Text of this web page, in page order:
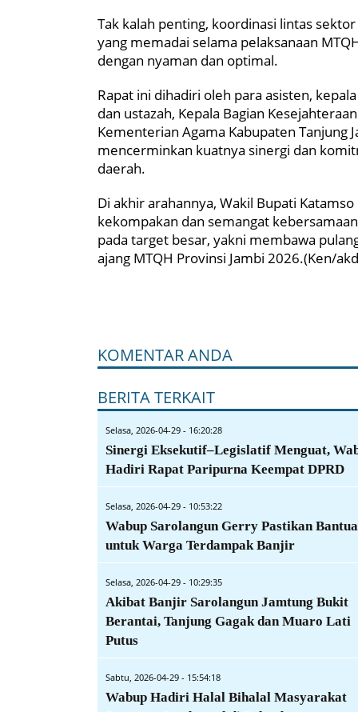
Tak kalah penting, koordinasi lintas
yang memadai selama pelaksanaan
dengan nyaman dan optimal.
Rapat ini dihadiri oleh para asisten,
dan ustazah, Kepala Bagian
Kementerian Agama Kabupaten Tanjung
mencerminkan kuatnya sinergi dan
daerah.
Di akhir arahannya, Wakil Bupati
kekompakan dan semangat
pada target besar, yakni membawa
ajang MTQH Provinsi Jambi 2026.(Ken/
KOMENTAR ANDA
BERITA TERKAIT
Selasa, 2026-04-29 - 16:20:28
Sinergi Eksekutif–Legislatif Menguat,
Hadiri Rapat Paripurna Keempat DPRD
Selasa, 2026-04-29 - 10:53:22
Wabup Sarolangun Gerry Pastikan
untuk Warga Terdampak Banjir
Selasa, 2026-04-29 - 10:29:35
Akibat Banjir Sarolangun Jamtung Bukit
Berantai, Tanjung Gagak dan Muaro Lati
Putus
Sabtu, 2026-04-29 - 15:54:18
Wabup Hadiri Halal Bihalal Masyarakat